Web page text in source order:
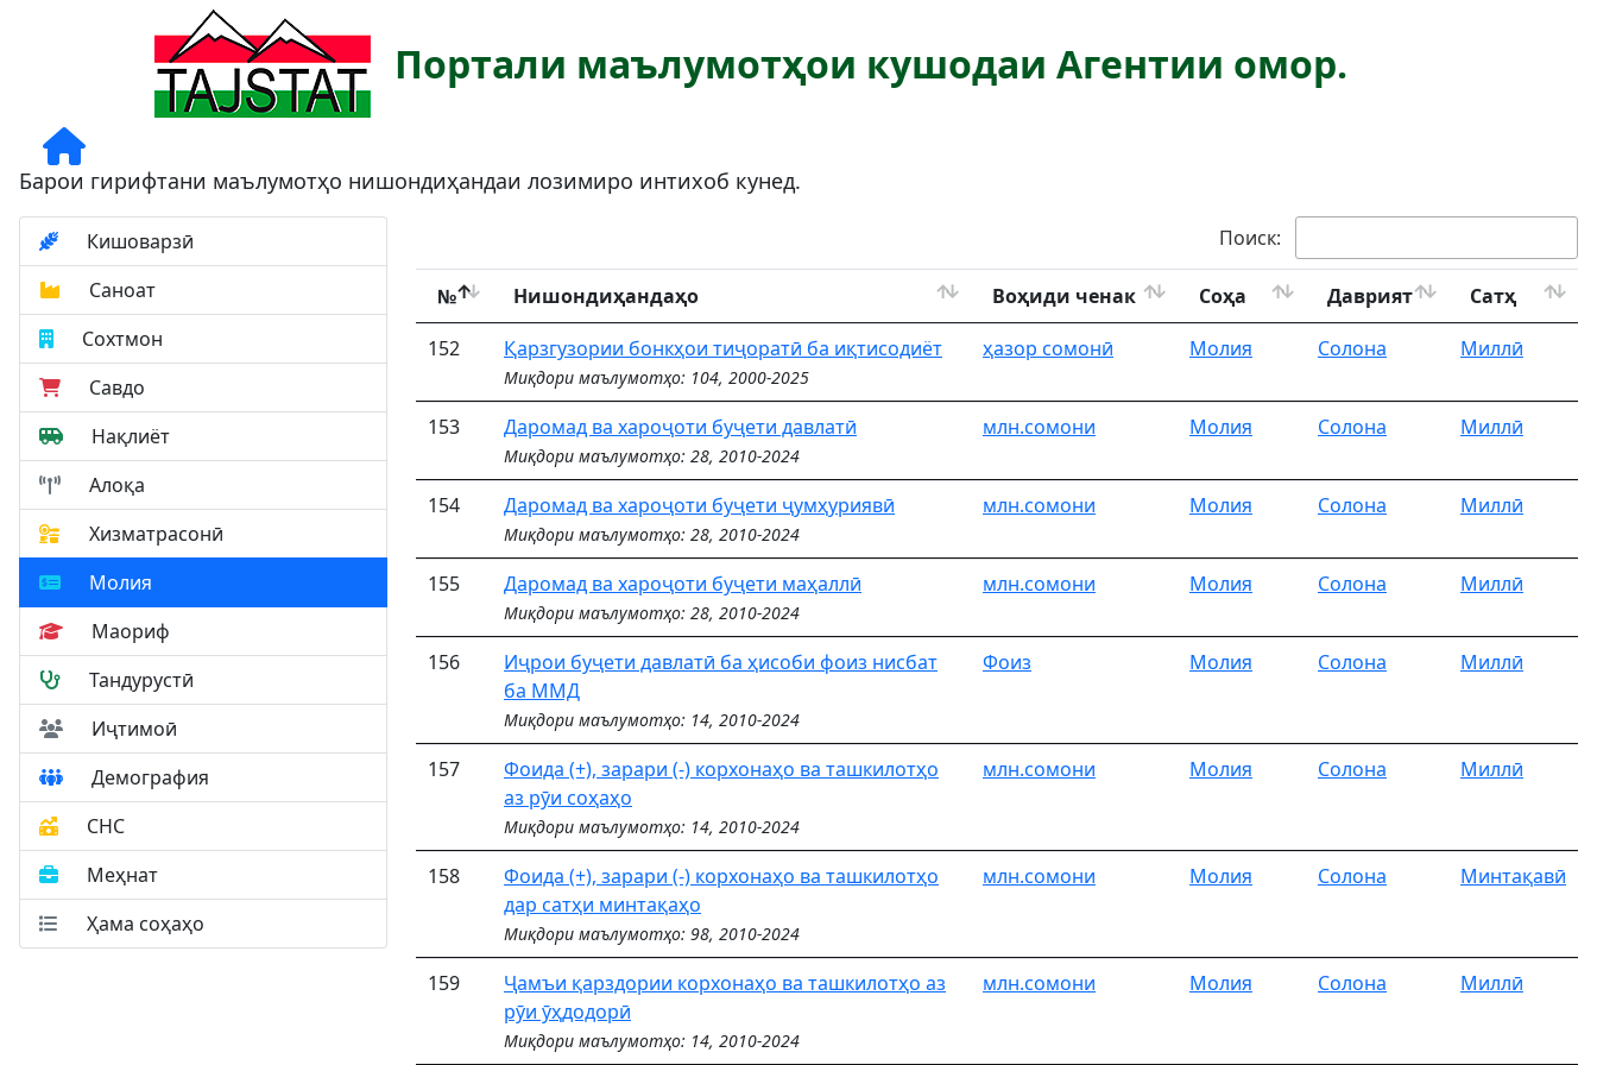
Портали маълумотҳои кушодаи Агентии омор.
Барои гирифтани маълумотҳо нишондиҳандаи лозимиро интихоб кунед.
Кишоварзӣ
Саноат
Сохтмон
Савдо
Нақлиёт
Алоқа
Хизматрасонӣ
Молия
Маориф
Тандурустӣ
Иҷтимоӣ
Демография
СНС
Меҳнат
Ҳама соҳаҳо
Поиск:
№ Нишондиҳандаҳо Воҳиди ченак Соҳа Даврият
Сатҳ
152
Қарзгузории бонкҳои тиҷоратӣ ба иқтисодиёт
Миқдори маълумотҳо: 104, 2000-2025
ҳазор сомонӣ Молия Солона Миллӣ
153 Даромад ва хароҷоти буҷети давлатӣ
Миқдори маълумотҳо: 28, 2010-2024
млн.сомони Молия Солона Миллӣ
154 Даромад ва хароҷоти буҷети ҷумҳуриявӣ
Миқдори маълумотҳо: 28, 2010-2024
млн.сомони Молия Солона Миллӣ
155 Даромад ва хароҷоти буҷети маҳаллӣ
Миқдори маълумотҳо: 28, 2010-2024
млн.сомони Молия Солона Миллӣ
156
Иҷрои буҷети давлатӣ ба ҳисоби фоиз нисбат
ба ММД
Миқдори маълумотҳо: 14, 2010-2024
Фоиз Молия Солона Миллӣ
157
Фоида (+), зарари (-) корхонаҳо ва ташкилотҳо
аз рӯи соҳаҳо
Миқдори маълумотҳо: 14, 2010-2024
млн.сомони Молия Солона Миллӣ
158
Фоида (+), зарари (-) корхонаҳо ва ташкилотҳо
дар сатҳи минтақаҳо
Миқдори маълумотҳо: 98, 2010-2024
млн.сомони Молия Солона Минтақавӣ
159
Ҷамъи қарздории корхонаҳо ва ташкилотҳо аз
рӯи ӯҳдодорӣ
Миқдори маълумотҳо: 14, 2010-2024
млн.сомони Молия Солона Миллӣ